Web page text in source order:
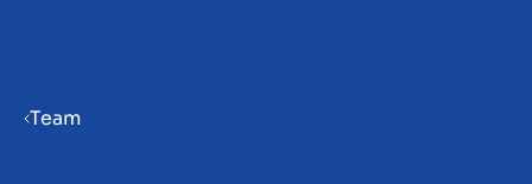
Team